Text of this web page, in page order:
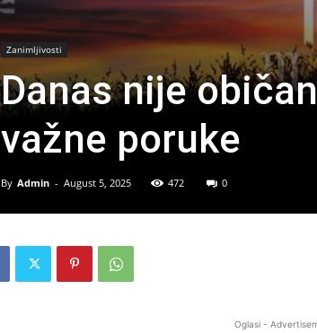
Zanimljivosti
Danas nije
važne poruke
By Admin - August 5, 2025 472 0
Oglasi -